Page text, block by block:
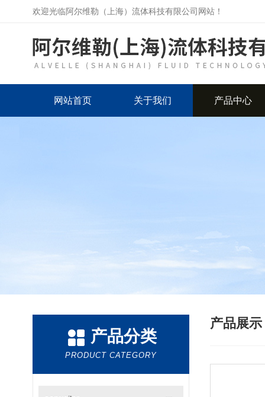
欢迎光临阿尔维勒（上海）流体科技有限公司网站！
网站首页 关于我们 产品中心
产品分类
PRODUCT CATEGORY
产品展示